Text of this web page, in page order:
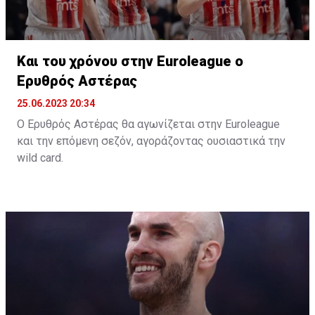
Και του χρόνου στην Euroleague ο
Ερυθρός Αστέρας
25.06.2023 20:34
Ο Ερυθρός Αστέρας θα αγωνίζεται στην Euroleague
και την επόμενη σεζόν, αγοράζοντας ουσιαστικά την
wild card.
την συμμετοχή της και την νέα σεζόν στην Euroleague.
Η παρουσία της Παρτιζάν, ως κατόχου της Αδριατικής
Λίγκας ήταν δεδομένη, με τον Ερυθρό Αστέρα,
σύμφωνα με το δημοσίευμα, να πληρώνει στη
διοργάνωση 500.000 ευρώ και να εξασφαλίζει την
συμμετοχή της και την επόμενη περίοδο.
Το μόνο που μένει είναι να ανακοινωθεί και επίσημα,